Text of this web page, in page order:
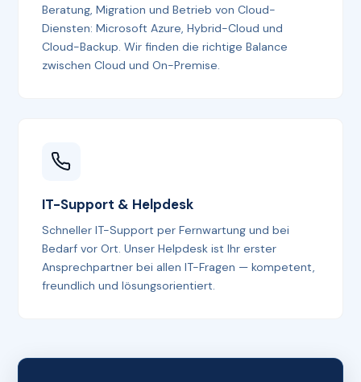
Beratung, Migration und Betrieb von Cloud-
Diensten: Microsoft Azure, Hybrid-Cloud und
Cloud-Backup. Wir finden die richtige Balance
zwischen Cloud und On-Premise.
IT-Support & Helpdesk
Schneller IT-Support per Fernwartung und bei
Bedarf vor Ort. Unser Helpdesk ist Ihr erster
Ansprechpartner bei allen IT-Fragen — kompetent,
freundlich und lösungsorientiert.